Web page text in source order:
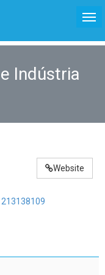
Indústria
Website
213138109